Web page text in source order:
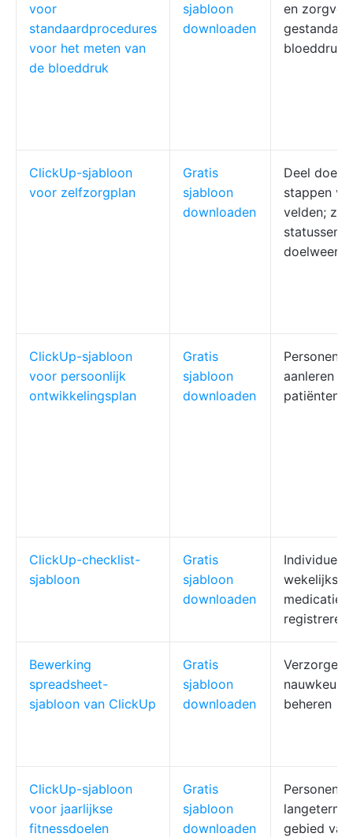
voor
standaardprocedures
voor het meten van
de bloeddruk
sjabloon
downloaden
en
ClickUp-sjabloon
voor zelfzorgplan
Gratis
sjabloon
downloaden
Deel
stappen
velden;
statussen;
ClickUp-sjabloon
voor persoonlijk
ontwikkelingsplan
Gratis
sjabloon
downloaden
Personen
aanleren
patiënten
ClickUp-checklist-
sjabloon
Gratis
sjabloon
downloaden
Individuen
wekelijks
medicatie
registreren
Bewerking
spreadsheet-
sjabloon van ClickUp
Gratis
sjabloon
downloaden
beheren
ClickUp-sjabloon
voor jaarlijkse
fitnessdoelen
Gratis
sjabloon
downloaden
Personen
gebied